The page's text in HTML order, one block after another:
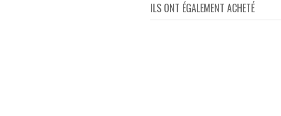
ILS ONT ÉGALEMENT ACHETÉ